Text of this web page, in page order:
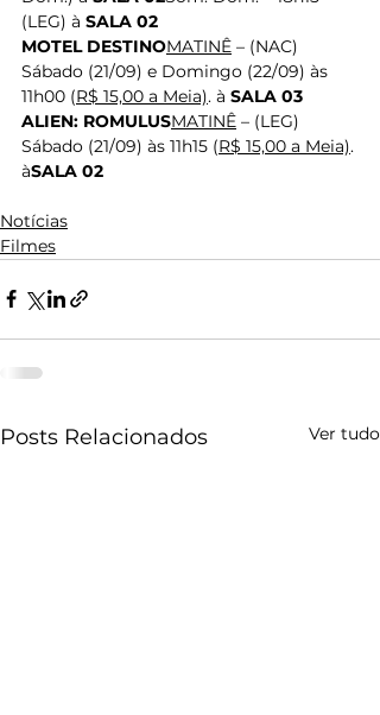
(LEG) à SALA 02
MOTEL DESTINOMATINÊ – (NAC)
Sábado (21/09) e Domingo (22/09) às
11h00 (R$ 15,00 a Meia). à SALA 03
ALIEN: ROMULUSMATINÊ – (LEG)
Sábado (21/09) às 11h15 (R$ 15,00 a Meia).
àSALA 02
Notícias
Filmes
Posts Relacionados Ver tudo